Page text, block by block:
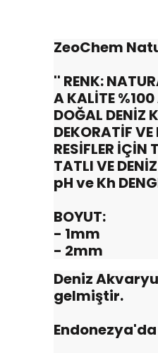
ZeoChem
'' RENK:
A KALİTE
DOĞAL DENİZ
DEKORATİF
RESİFLER İÇİN
TATLI VE
pH ve Kh
BOYUT:
- 1mm
- 2mm
Deniz
gelmiştir.